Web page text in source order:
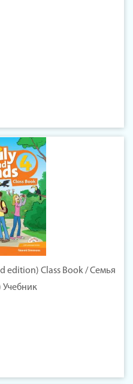
edition) Class Book / Семья
Учебник